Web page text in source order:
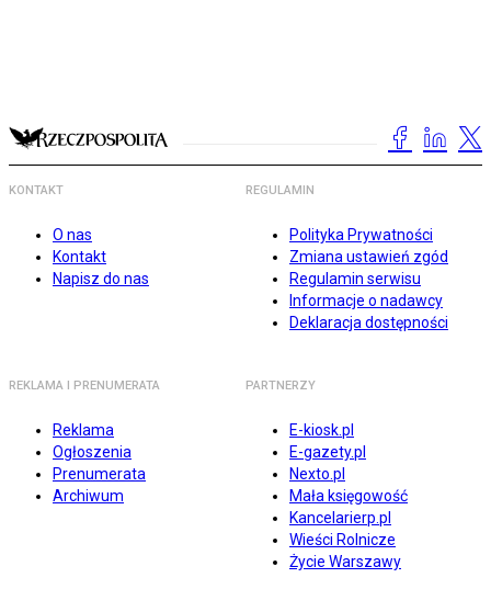
KONTAKT
O nas
Kontakt
Napisz do nas
REGULAMIN
Polityka Prywatności
Zmiana ustawień zgód
Regulamin serwisu
Informacje o nadawcy
Deklaracja dostępności
REKLAMA I PRENUMERATA
Reklama
Ogłoszenia
Prenumerata
Archiwum
PARTNERZY
E-kiosk.pl
E-gazety.pl
Nexto.pl
Mała księgowość
Kancelarierp.pl
Wieści Rolnicze
Życie Warszawy